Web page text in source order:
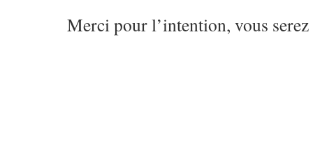
Merci pour l’intention, vous